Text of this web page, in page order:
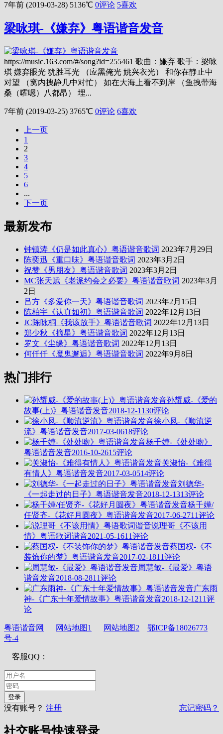
7年前 (2019-03-28) 5136℃ 0评论 5喜欢
梁咏琪-《嫌弃》粤语谐音发音
https://music.163.com/#/song?id=255461 歌曲：嫌弃 歌手：梁咏
琪 嫌弃眼光 犹胜耳光 （应黑俺光 姚兴衣光） 和你在静止中
对望 （窝内拽静几中对忙） 如在大海上看不到岸 （鱼拽带海
桑（嚯嗯）八都昂） 埋...
7年前 (2019-03-25) 3765℃ 0评论 6喜欢
上一页
1
2
3
4
5
6
...
下一页
最新发布
钟镇涛《仍是如此真心》粤语谐音歌词 2023年7月29日
陈奕迅《重口味》粤语谐音歌词 2023年3月2日
祝赞《男朋友》粤语谐音歌词 2023年3月2日
MC张天赋《老派约会之必要》粤语谐音歌词 2023年3月
2日
吕方《多爱你一天》粤语谐音歌词 2023年2月15日
陈柏宇《认真如初》粤语谐音歌词 2022年12月13日
JC陈咏桐《我该放手》粤语谐音歌词 2022年12月13日
郑少秋《摘星》粤语谐音歌词 2022年12月13日
罗文《尘缘》粤语谐音歌词 2022年12月13日
何仟仟《魔鬼邂逅》粤语谐音歌词 2022年9月8日
热门排行
孙耀威-《爱的
故事(上)》粤语谐音发音2018-12-1130评论
徐小凤-《顺流逆
流》粤语谐音发音2017-03-0618评论
杨千嬅-《处处吻》
粤语谐音发音2016-10-2615评论
关淑怡-《难得
有情人》粤语谐音发音2017-03-0514评论
刘德华-
《一起走过的日子》粤语谐音发音2018-12-1313评论
杨千嬅/
任贤齐-《花好月圆夜》粤语谐音发音2017-06-2711评论
说理哥《不该用
情》粤语歌词谐音2021-05-1611评论
蔡国权-《不
装饰你的梦》粤语谐音发音2017-02-1811评论
周慧敏-《最爱》粤语
谐音发音2018-08-2811评论
广东雨
神-《广东十年爱情故事》粤语谐音发音2018-12-1211评
论
粤语谐音网 网站地图1 网站地图2
鄂ICP备18026773
号-4
客服QQ：
没有账号？ 注册 忘记密码？
社交账号快速登录